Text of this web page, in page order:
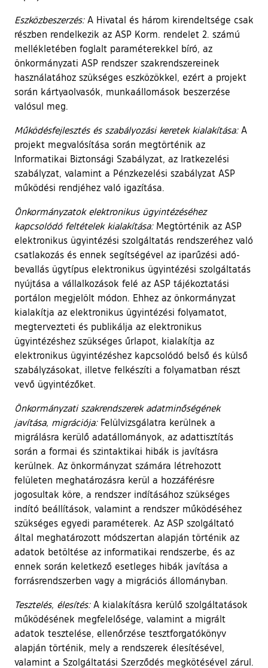
Eszközbeszerzés:A Hivatal és három kirendeltsége csak
részben rendelkezik az ASP Korm. rendelet 2. számú
mellékletében foglalt paraméterekkel bíró, az
önkormányzati ASP rendszer szakrendszereinek
használatához szükséges eszközökkel, ezért a projekt
során kártyaolvasók, munkaállomások beszerzése
valósul meg.
Működésfejlesztés és szabályozási keretek kialakítása: A
projekt megvalósítása során megtörténik az
Informatikai Biztonsági Szabályzat, az Iratkezelési
szabályzat, valamint a Pénzkezelési szabályzat ASP
működési rendjéhez való igazítása.
Önkormányzatok elektronikus ügyintézéséhez
kapcsolódó feltételek kialakítása:Megtörténik az ASP
elektronikus ügyintézési szolgáltatás rendszeréhez való
csatlakozás és ennek segítségével az iparűzési adó-
bevallás ügytípus elektronikus ügyintézési szolgáltatás
nyújtása a vállalkozások felé az ASP tájékoztatási
portálon megjelölt módon. Ehhez az önkormányzat
kialakítja az elektronikus ügyintézési folyamatot,
megtervezteti és publikálja az elektronikus
ügyintézéshez szükséges űrlapot, kialakítja az
elektronikus ügyintézéshez kapcsolódó belső és külső
szabályzásokat, illetve felkészíti a folyamatban részt
vevő ügyintézőket.
Önkormányzati szakrendszerek adatminőségének
javítása, migrációja:Felülvizsgálatra kerülnek a
migrálásra kerülő adatállományok, az adattisztítás
során a formai és szintaktikai hibák is javításra
kerülnek. Az önkormányzat számára létrehozott
felületen meghatározásra kerül a hozzáférésre
jogosultak köre, a rendszer indításához szükséges
indító beállítások, valamint a rendszer működéséhez
szükséges egyedi paraméterek. Az ASP szolgáltató
által meghatározott módszertan alapján történik az
adatok betöltése az informatikai rendszerbe, és az
ennek során keletkező esetleges hibák javítása a
forrásrendszerben vagy a migrációs állományban.
Tesztelés, élesítés:A kialakításra kerülő szolgáltatások
működésének megfelelősége, valamint a migrált
adatok tesztelése, ellenőrzése tesztforgatókönyv
alapján történik, mely a rendszerek élesítésével,
valamint a Szolgáltatási Szerződés megkötésével zárul.